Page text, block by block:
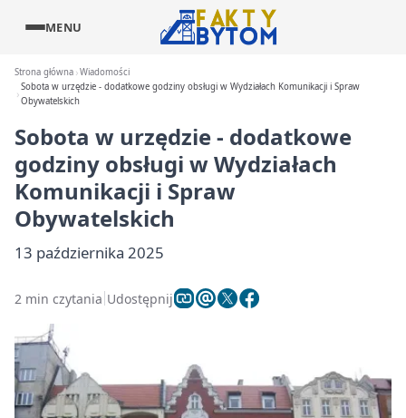
MENU
Strona główna Wiadomości
Sobota w urzędzie - dodatkowe godziny obsługi w Wydziałach Komunikacji i Spraw
Obywatelskich
Sobota w urzędzie - dodatkowe
godziny obsługi w Wydziałach
Komunikacji i Spraw
Obywatelskich
13 października 2025
2 min czytania Udostępnij